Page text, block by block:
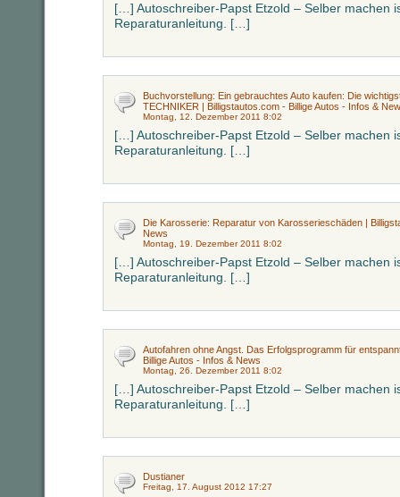
[…] Autoschreiber-Papst Etzold – Selber machen
Reparaturanleitung. […]
Buchvorstellung: Ein gebrauchtes Auto kaufen: Die
TECHNIKER | Billigstautos.com - Billige Autos - Infos &
Montag, 12. Dezember 2011 8:02
[…] Autoschreiber-Papst Etzold – Selber machen
Reparaturanleitung. […]
Die Karosserie: Reparatur von Karosserieschäden |
News
Montag, 19. Dezember 2011 8:02
[…] Autoschreiber-Papst Etzold – Selber machen
Reparaturanleitung. […]
Autofahren ohne Angst. Das Erfolgsprogramm für
Billige Autos - Infos & News
Montag, 26. Dezember 2011 8:02
[…] Autoschreiber-Papst Etzold – Selber machen
Reparaturanleitung. […]
Dustianer
Freitag, 17. August 2012 17:27